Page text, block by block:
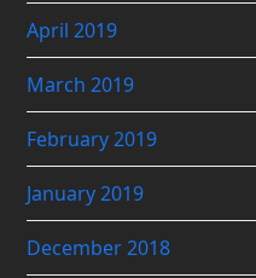
April 2019
March 2019
February 2019
January 2019
December 2018